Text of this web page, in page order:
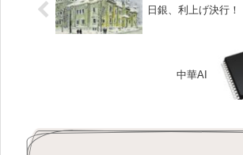
日銀、利上げ決行！
中華AI